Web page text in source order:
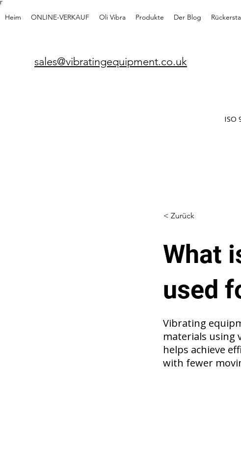
Γ
Heim ONLINE-VERKAUF Oli Vibra Produkte Der Blog
sales@vibratingequipment.co.uk
ISO
< Zurück
What
used
Vibrating
materials using
helps achieve
with fewer